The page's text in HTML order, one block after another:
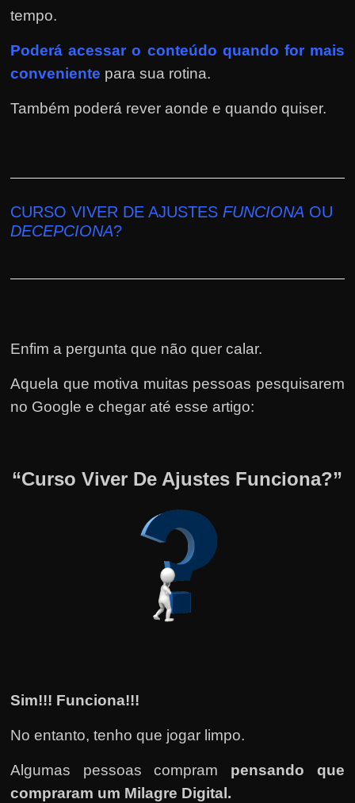
tempo.
Poderá acessar o conteúdo quando for mais
conveniente para sua rotina.
Também poderá rever aonde e quando quiser.
CURSO VIVER DE AJUSTESFUNCIONA OU
DECEPCIONA?
Enfim a pergunta que não quer calar.
Aquela que motiva muitas pessoas pesquisarem
no Google e chegar até esse artigo:
“Curso Viver De Ajustes Funciona?”
Sim!!! Funciona!!!
No entanto, tenho que jogar limpo.
Algumas pessoas compram pensando que
compraram um Milagre Digital.